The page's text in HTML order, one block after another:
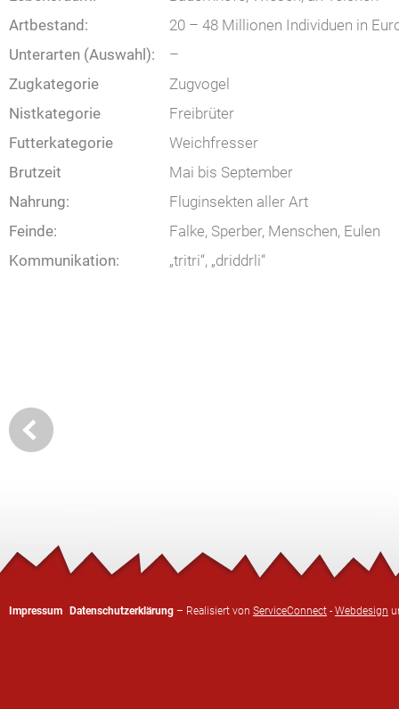
Artbestand:
20 – 48 Millionen Individuen in
Unterarten (Auswahl):
–
Zugkategorie
Zugvogel
Nistkategorie
Freibrüter
Futterkategorie
Weichfresser
Brutzeit
Mai bis September
Nahrung:
Fluginsekten aller Art
Feinde:
Falke, Sperber, Menschen, Eulen
Kommunikation:
„tritri“, „driddrli“
Impressum Datenschutzerklärung – Realisiert von ServiceConnect - Webdesign